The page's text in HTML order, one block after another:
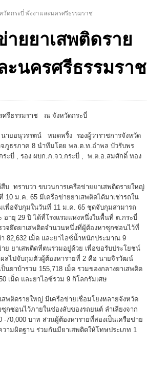
ดกระบี่ พังงาและนครศรีธรรมราช
ยยาเสพติดราย
นครศรีธรรมราช
ศรีธรรมราช ณ จังหวัดกระบี่
อนุวรรตน์ หมดพริ้ง รองผู้ว่าราชการจังหวัด
จภูธรภาค 8 นำทีมโดย พล.ต.ท.อำพล บัวรับพร
ะบี่ , รอง ผบก.ภ.จว.กระบี่ , พ.ต.อ.สมศักดิ์ ทอง
ทราบว่า ขบวนการเครือข่ายยาเสพติดรายใหญ่
10 ม.ค. 65 มีเครือข่ายยาเสพติดได้มาเช่ารถใน
พื่อจับกุมในวันที่ 11 ม.ค. 65 ชุดจับกุมสามารถ
ายุ 29 ปี ได้ที่โรงแรมแห่งหนึ่งในพื้นที่ ต.กระบี่
จยึดยาเสพติดจำนวนหนึ่งที่ผู้ต้องหาซุกซ่อนไว้ที่
82,632 เม็ด และยาไอซ์น้ำหนักประมาณ 9
ย ยาเสพติดที่ตนร่วมอยู่ด้วย เพื่อขอรับประโยชน์
ลไปจับกุมตัวผู้ต้องหารายที่ 2 คือ นายจิรวัฒน์
ยาบ้ารวม 155,718 เม็ด รวมของกลางยาเสพติด
เม็ด และยาไอซ์รวม 9 กิโลกรัมเศษ
พติดรายใหญ่ มีเครือข่ายเชื่อมโยงหลายจังหวัด
กซ่อนไว้ภายในช่องลับของรถยนต์ ลำเลียงจาก
บาท ส่วนผู้ต้องหารายที่สองเป็นเครือข่าย
วามผิดฐาน ร่วมกันมียาเสพติดให้โทษประเภท 1